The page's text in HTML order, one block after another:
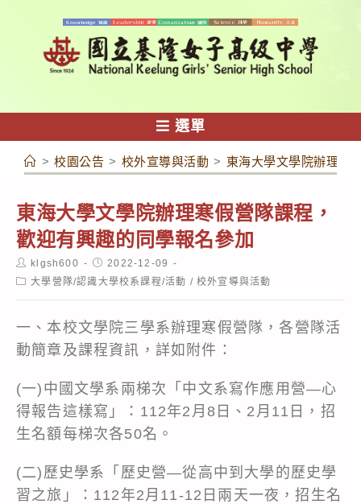
容
選單
> 校園公告 > 校外宣導與活動 > 東海大學文學院辦理寒
東海大學文學院辦理寒假營隊課程，
歡迎有興趣的同學報名參加
Post
author:
klgsh600
Post
published:
2022-12-09
Post大學營隊/認識大學校系課程/活動 / 校外宣導與活動
一、本校文學院三學系辦理寒假營隊，各營隊活
動簡章及課程資訊，詳如附件：
(一)中國文學系兩梯次「中文系寫作應用營—心
得報告這樣寫」：112年2月8日、2月11日，招
生名額每梯次各50名。
(二)歷史學系「歷史營—從高中到大學的歷史學
習之旅」：112年2月11-12日兩天一夜，招生名